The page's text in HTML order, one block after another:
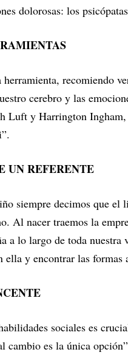
dolorosas: los
herramienta, recomiendo
cerebro y las
Luft y Harrington
UN REFERENTE
siempre decimos que el
Al nacer traemos la
a lo largo de toda
y encontrar las formas
sociales es
cambio es la única